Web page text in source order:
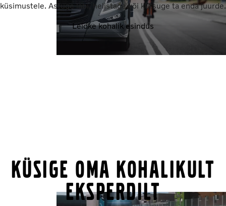
küsimustele. Astuge läbi, helistage või kutsuge ta enda juurde.
Leidke kohalik esindus
KÜSIGE OMA KOHALIKULT
EKSPERDILT